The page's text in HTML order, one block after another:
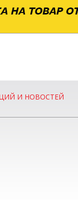
И НОВОСТЕЙ